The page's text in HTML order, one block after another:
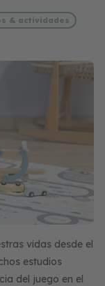
& actividades
vidas desde el
estudios
del juego en el